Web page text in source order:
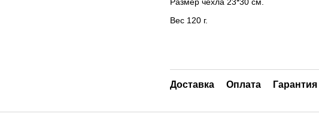
Размер чехла 23*30 см.
Вес 120 г.
Доставка Оплата Гарантия